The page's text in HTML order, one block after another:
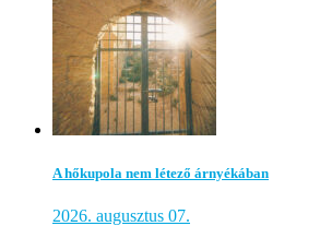
A hőkupola nem létező árnyékában
2026. augusztus 07.